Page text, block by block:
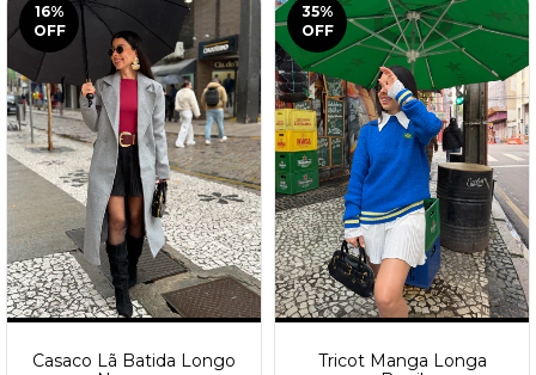
16%
OFF
Casaco Lã Batida Longo
35%
OFF
Tricot Manga Longa